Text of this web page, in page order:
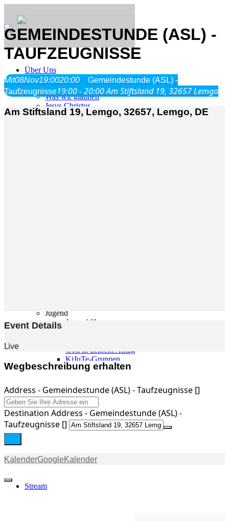
Über Uns
Was wir glauben
Jesus Christus
Geschichte
Jugend
Jugend Home
Gott in deinem Alltag
KiJuTe-Gruppen
Freizeiten 2026
Junge Erwachsene
Junge Erwachsene
Gemeinde Hameln
MBG Hameln
Stream
GEMEINDESTUNDE (ASL) -
TAUFZEUGNISSE
Mit08Nov19:0020:00
Gemeindestunde (ASL) -
Taufzeugnisse19:00 - 20:00Am Stiftsland 19, 32657 Lemgo
Am Stiftsland 19, Lemgo, 32657, Lemgo, DE
Event Details
Live
Wegbeschreibung erhalten
Address - Gemeindestunde (ASL) - Taufzeugnisse []
Destination Address - Gemeindestunde (ASL) -
Taufzeugnisse []
KalenderGoogleKalender